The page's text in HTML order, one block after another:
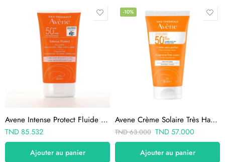
Avene Intense Protect Fluide Ultra-Résistant a l’Eau SPF50+ 150ml
TND85.532
Ajouter au panier
-10%
Avene Crème Solaire Très Haute Protection Spf50+ 50 Ml
TND63.000 TND57.000
Ajouter au panier